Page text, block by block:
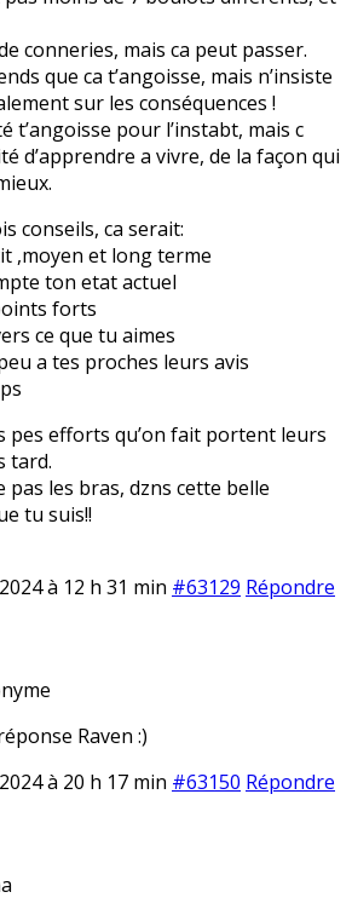
conneries, mais ca peut passer.
que ca t’angoisse, mais n’insiste
sur les conséquences !
t’angoisse pour l’instabt, mais c
d’apprendre a vivre, de la façon qui
conseils, ca serait:
,moyen et long terme
ton etat actuel
forts
ce que tu aimes
a tes proches leurs avis
pes efforts qu’on fait portent leurs
tard.
pas les bras, dzns cette belle
tu suis!!
à 12 h 31 min #63129 Répondre
Raven :)
à 20 h 17 min #63150 Répondre